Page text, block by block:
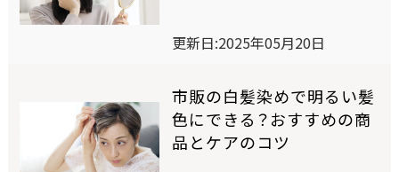
SELF COLOR NAVI更新日:2025年05月20日
市販の白髪染めで明るい髪
色にできる？おすすめの商
品とケアのコツ